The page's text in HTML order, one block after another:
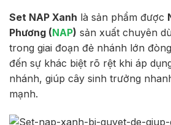
Set NAP Xanh là sản phẩm được
Phương (NAP) sản xuất chuyên
trong giai đoạn đẻ nhánh lớn
đến sự khác biệt rõ rệt khi áp
nhánh, giúp cây sinh trưởng
mạnh.